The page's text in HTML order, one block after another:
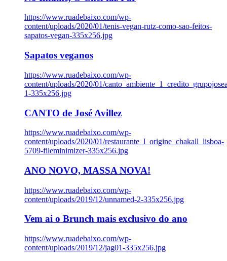
https://www.ruadebaixo.com/wp-
content/uploads/2020/01/tenis-vegan-rutz-como-sao-feitos-
sapatos-vegan-335x256.jpg
Sapatos veganos
https://www.ruadebaixo.com/wp-
content/uploads/2020/01/
1-335x256.jpg
CANTO de José Avillez
https://www.ruadebaixo.com/wp-
content/uploads/2020/01/restaurante_l_origine_chakall_lisboa-
5709-fileminimizer-335x256.jpg
ANO NOVO, MASSA NOVA!
https://www.ruadebaixo.com/wp-
content/uploads/2019/12/unnamed-2-335x256.jpg
Vem ai o Brunch mais exclusivo do ano
https://www.ruadebaixo.com/wp-
content/uploads/2019/12/jag01-335x256.jpg